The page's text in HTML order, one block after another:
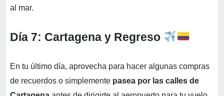
al mar.
Día 7: Cartagena y Regreso
En tu último día, aprovecha para hacer algunas compras
de recuerdos o simplemente pasea por las calles de